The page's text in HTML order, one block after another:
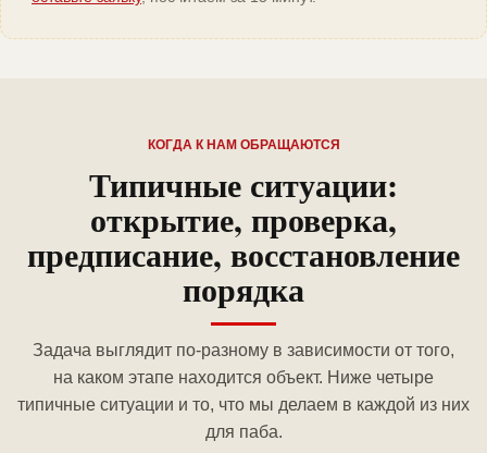
КОГДА К НАМ ОБРАЩАЮТСЯ
Типичные ситуации:
открытие, проверка,
предписание, восстановление
порядка
Задача выглядит по-разному в зависимости от того,
на каком этапе находится объект. Ниже четыре
типичные ситуации и то, что мы делаем в каждой из них
для паба.